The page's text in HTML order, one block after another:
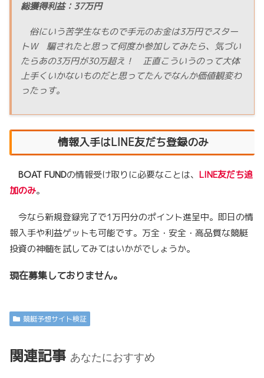
総獲得利益：37万円
俗にいう苦学生なもので手元のお金は3万円でスター
トW 騙されたと思って何度か参加してみたら、気づい
たらあの3万円が30万超え！ 正直こういうのって大体
上手くいかないものだと思ってたんでなんか価値観変わ
ったっす。
情報入手はLINE友だち登録のみ
BOAT FUNDの情報受け取りに必要なことは、 LINE友だち追
加のみ。
今なら新規登録完了で1万円分のポイント進呈中。即日の情
報入手や利益ゲットも可能です。万全・安全・高品質な競艇
投資の神髄を試してみてはいかがでしょうか。
現在募集しておりません。
競艇予想サイト検証
関連記事 あなたにおすすめ